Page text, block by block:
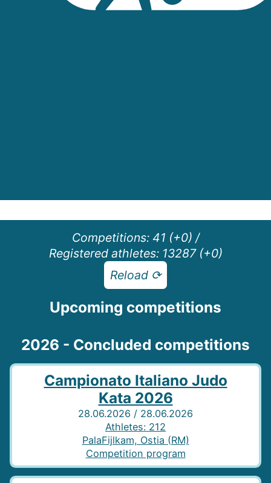
Competitions: 41 (+0) /
Registered athletes: 13287(+0)
Reload ⟳
Upcoming competitions
2026 - Concluded competitions
Campionato Italiano Judo
Kata 2026
28.06.2026 / 28.06.2026
Athletes: 212
PalaFijlkam, Ostia (RM)
Competition program